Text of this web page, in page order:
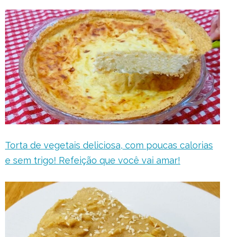
Torta de vegetais deliciosa, com poucas calorias
e sem trigo! Refeição que você vai amar!